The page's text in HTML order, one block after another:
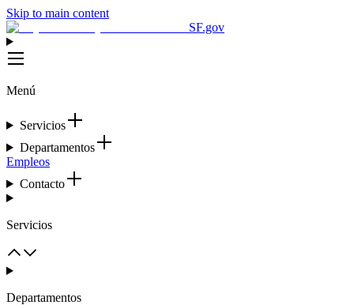
Skip to main content
SF.gov
Menú
Servicios
Departamentos
Empleos
Contacto
Servicios
Departamentos